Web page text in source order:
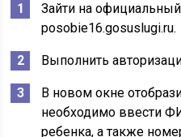
Зайти на
posobie16.gosuslugi.ru.
Выполнить
В новом окне
необходимо ввести
ребенка, а также